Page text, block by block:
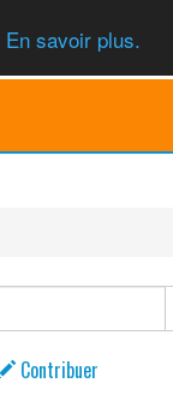
En savoir plus.
Contribuer